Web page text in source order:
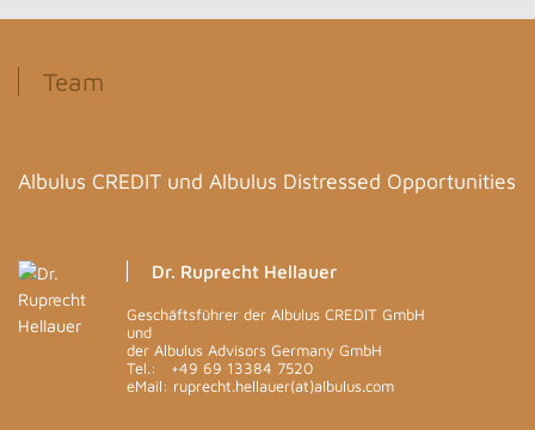
Team
Albulus CREDIT und Albulus Distressed Opportunities
Dr. Ruprecht Hellauer
Geschäftsführer der Albulus CREDIT GmbH
und
der Albulus Advisors Germany GmbH
Tel.: +49 69 13384 7520
eMail: ruprecht.hellauer(at)albulus.com